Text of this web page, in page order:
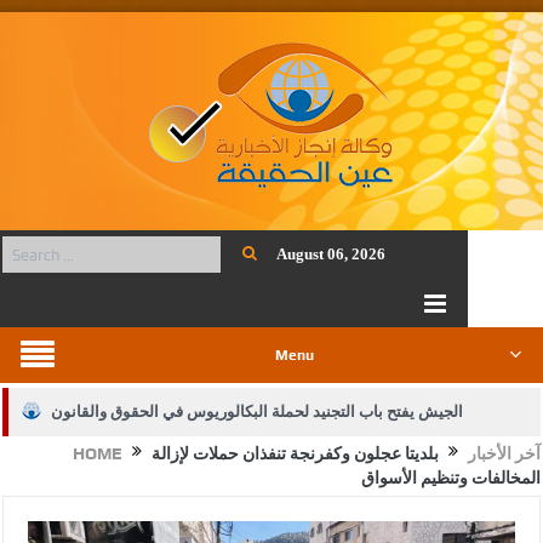
August 06, 2026
Menu
الجيش يفتح باب التجنيد لحملة البكالوريوس في الحقوق والقانون
بيان اجتماع عمّان:دعم الوصاية الهاشمية التاريخية على المقدسات
HOME آخر الأخبار
بلديتا عجلون وكفرنجة تنفذان حملات لإزالة
المخالفات وتنظيم الأسواق